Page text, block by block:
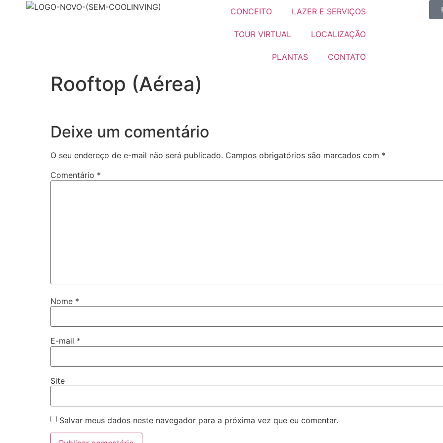
CONCEITO LAZER E SERVIÇOS
TOUR VIRTUAL LOCALIZAÇÃO
PLANTAS CONTATO
Rooftop (Aérea)
Deixe um comentário
O seu endereço de e-mail não será publicado. Campos obrigatórios são marcados com *
Comentário *
Nome *
E-mail *
Site
Salvar meus dados neste navegador para a próxima vez que eu comentar.